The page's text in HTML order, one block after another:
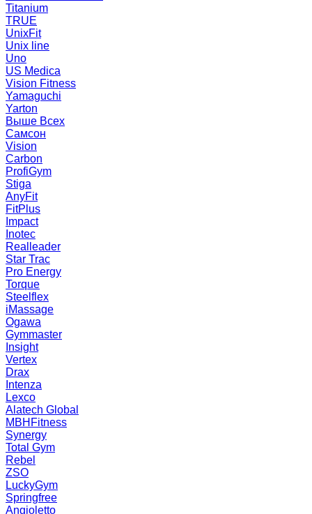
Titanium
TRUE
UnixFit
Unix line
Uno
US Medica
Vision Fitness
Yamaguchi
Yarton
Выше Всех
Самсон
Vision
Carbon
ProfiGym
Stiga
AnyFit
FitPlus
Impact
Inotec
Realleader
Star Trac
Pro Energy
Torque
Steelflex
iMassage
Ogawa
Gymmaster
Insight
Vertex
Drax
Intenza
Lexco
Alatech Global
MBHFitness
Synergy
Total Gym
Rebel
ZSO
LuckyGym
Springfree
Angioletto